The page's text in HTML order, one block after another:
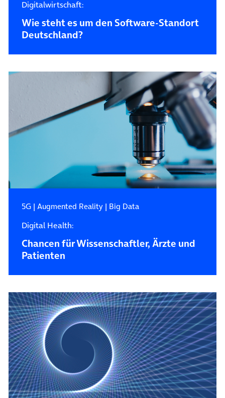
Digitalwirtschaft:
Wie steht es um den Software-Standort
Deutschland?
5G| Augmented Reality| Big Data
Digital Health:
Chancen für Wissenschaftler, Ärzte und
Patienten